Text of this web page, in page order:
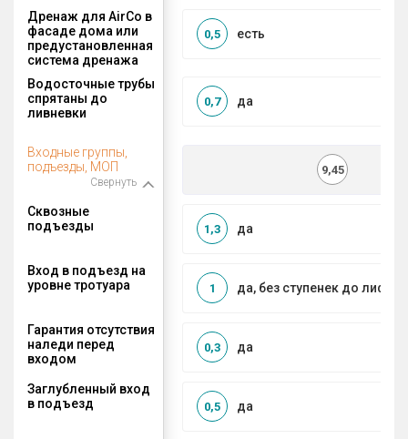
Дренаж для AirCo в
фасаде дома или
предустановленная
система дренажа
есть
0,5
Водосточные трубы
спрятаны до
ливневки
да
0,7
Входные группы,
подъезды, МОП
Свернуть
9,45
Сквозные
подъезды
да
1,3
Вход в подъезд на
уровне тротуара
да, без ступенек до лифта
1
Гарантия отсутствия
наледи перед
входом
да
0,3
Заглубленный вход
в подъезд
да
0,5